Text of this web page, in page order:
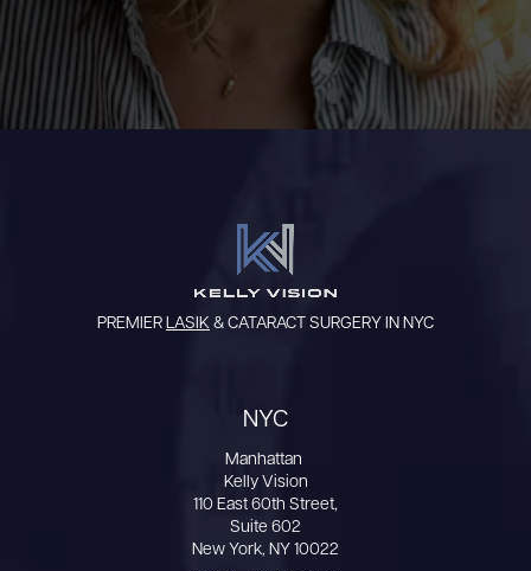
PREMIER LASIK & CATARACT SURGERY IN NYC
NYC
Manhattan
Kelly Vision
110 East 60th Street,
Suite 602
New York, NY 10022